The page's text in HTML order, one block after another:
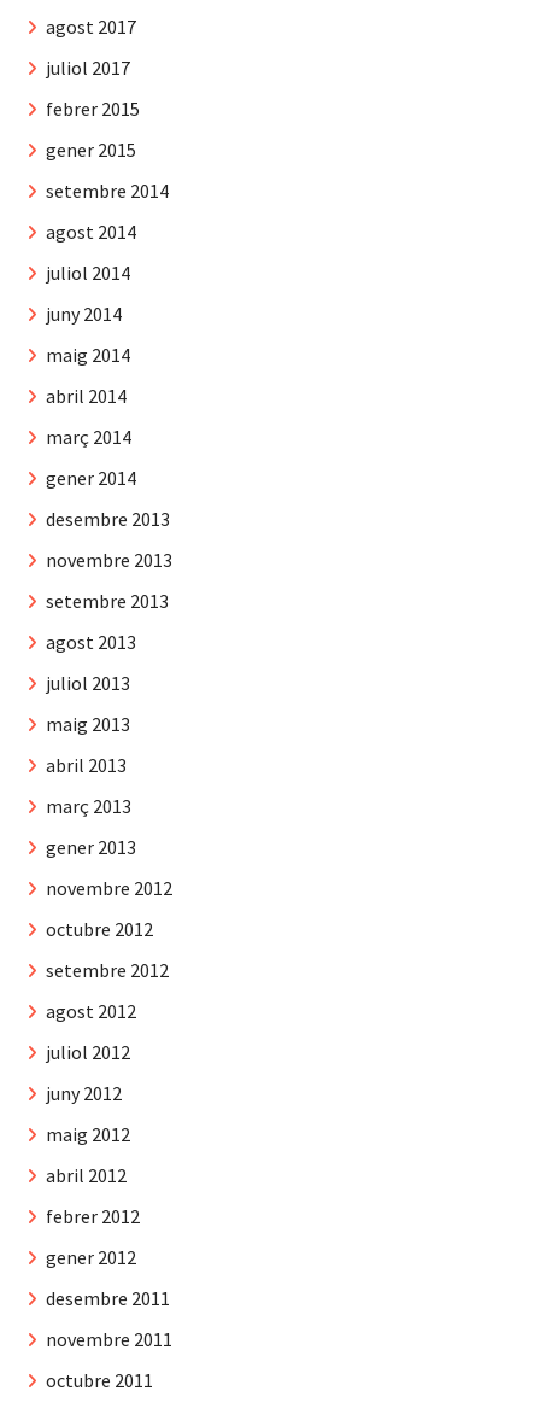
agost 2017
juliol 2017
febrer 2015
gener 2015
setembre 2014
agost 2014
juliol 2014
juny 2014
maig 2014
abril 2014
març 2014
gener 2014
desembre 2013
novembre 2013
setembre 2013
agost 2013
juliol 2013
maig 2013
abril 2013
març 2013
gener 2013
novembre 2012
octubre 2012
setembre 2012
agost 2012
juliol 2012
juny 2012
maig 2012
abril 2012
febrer 2012
gener 2012
desembre 2011
novembre 2011
octubre 2011